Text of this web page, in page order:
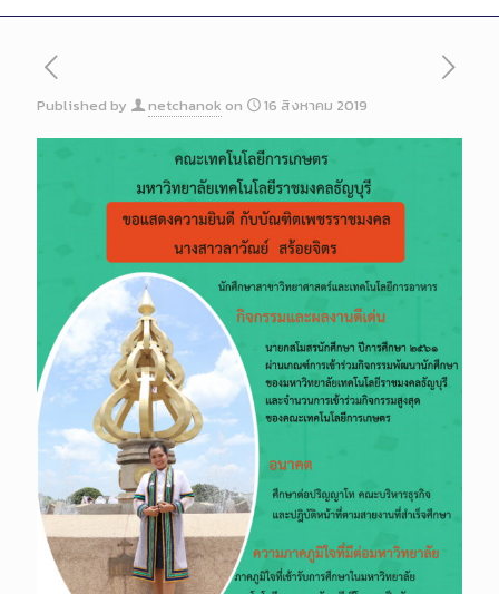
Published by netchanok on 16 สิงหาคม 2019